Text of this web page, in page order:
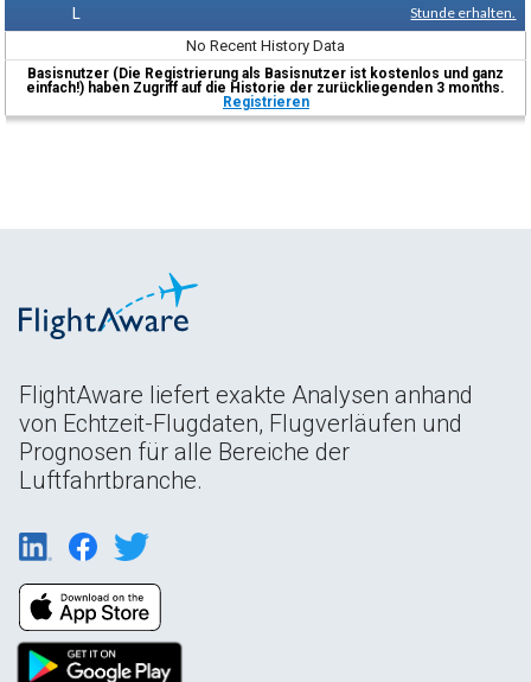
L
Stunde erhalten.
No Recent History Data
Basisnutzer (Die Registrierung als Basisnutzer ist kostenlos und ganz
einfach!) haben Zugriff auf die Historie der zurückliegenden 3 months.
Registrieren
FlightAware liefert exakte Analysen anhand
von Echtzeit-Flugdaten, Flugverläufen und
Prognosen für alle Bereiche der
Luftfahrtbranche.